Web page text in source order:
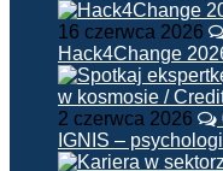
16 czerwca 2026
Hack4Change
2 czerwca 2026
IGNIS –